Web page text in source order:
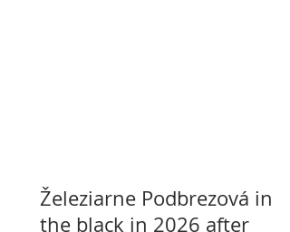
Železiarne Podbrezová in
the black in 2026 after